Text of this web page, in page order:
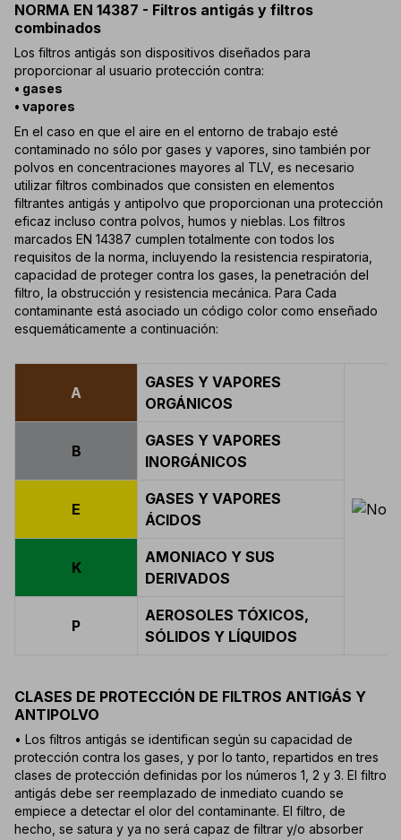
NORMA EN 14387 - Filtros antigás y filtros
combinados
Los filtros antigás son dispositivos diseñados para
proporcionar al usuario protección contra:
• gases
• vapores
En el caso en que el aire en el entorno de trabajo esté
contaminado no sólo por gases y vapores, sino también por
polvos en concentraciones mayores al TLV, es necesario
utilizar filtros combinados que consisten en elementos
filtrantes antigás y antipolvo que proporcionan una protección
eficaz incluso contra polvos, humos y nieblas. Los filtros
marcados EN 14387 cumplen totalmente con todos los
requisitos de la norma, incluyendo la resistencia respiratoria,
capacidad de proteger contra los gases, la penetración del
filtro, la obstrucción y resistencia mecánica. Para Cada
contaminante está asociado un código color como enseñado
esquemáticamente a continuación:
A
GASES Y VAPORES
ORGÁNICOS
B
GASES Y VAPORES
INORGÁNICOS
E
GASES Y VAPORES
ÁCIDOS
K
AMONIACO Y SUS
DERIVADOS
P
AEROSOLES TÓXICOS,
SÓLIDOS Y LÍQUIDOS
CLASES DE PROTECCIÓN DE FILTROS ANTIGÁS Y
ANTIPOLVO
• Los filtros antigás se identifican según su capacidad de
protección contra los gases, y por lo tanto, repartidos en tres
clases de protección definidas por los números 1, 2 y 3. El filtro
antigás debe ser reemplazado de inmediato cuando se
empiece a detectar el olor del contaminante. El filtro, de
hecho, se satura y ya no será capaz de filtrar y/o absorber